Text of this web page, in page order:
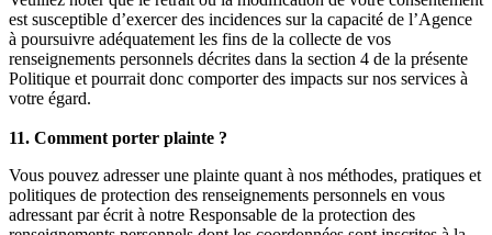
est susceptible d’exercer des incidences sur la capacité de l’Agence
à poursuivre adéquatement les fins de la collecte de vos
renseignements personnels décrites dans la section 4 de la présente
Politique et pourrait donc comporter des impacts sur nos services à
votre égard.
11. Comment porter plainte ?
Vous pouvez adresser une plainte quant à nos méthodes, pratiques et
politiques de protection des renseignements personnels en vous
adressant par écrit à notre Responsable de la protection des